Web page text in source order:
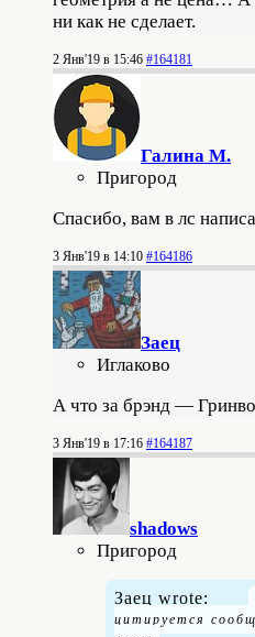
ни как не сделает.
2 Янв'19 в 15:46 #164181
Галина М.
Пригород
Спасибо, вам в лс
3 Янв'19 в 14:10 #164186
Заец
Иглаково
А что за брэнд —
3 Янв'19 в 17:16 #164187
shadows
Пригород
Заец wrote: